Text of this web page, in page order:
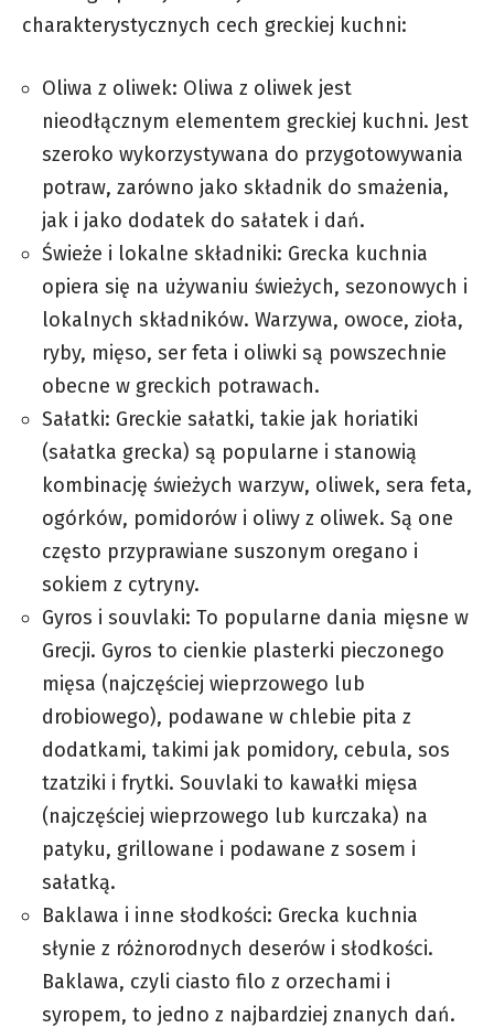
charakterystycznych cech greckiej kuchni:
Oliwa z oliwek: Oliwa z oliwek jest
nieodłącznym elementem greckiej kuchni. Jest
szeroko wykorzystywana do przygotowywania
potraw, zarówno jako składnik do smażenia,
jak i jako dodatek do sałatek i dań.
Świeże i lokalne składniki: Grecka kuchnia
opiera się na używaniu świeżych, sezonowych i
lokalnych składników. Warzywa, owoce, zioła,
ryby, mięso, ser feta i oliwki są powszechnie
obecne w greckich potrawach.
Sałatki: Greckie sałatki, takie jak horiatiki
(sałatka grecka) są popularne i stanowią
kombinację świeżych warzyw, oliwek, sera feta,
ogórków, pomidorów i oliwy z oliwek. Są one
często przyprawiane suszonym oregano i
sokiem z cytryny.
Gyros i souvlaki: To popularne dania mięsne w
Grecji. Gyros to cienkie plasterki pieczonego
mięsa (najczęściej wieprzowego lub
drobiowego), podawane w chlebie pita z
dodatkami, takimi jak pomidory, cebula, sos
tzatziki i frytki. Souvlaki to kawałki mięsa
(najczęściej wieprzowego lub kurczaka) na
patyku, grillowane i podawane z sosem i
sałatką.
Baklawa i inne słodkości: Grecka kuchnia
słynie z różnorodnych deserów i słodkości.
Baklawa, czyli ciasto filo z orzechami i
syropem, to jedno z najbardziej znanych dań.